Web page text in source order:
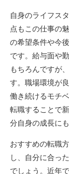
自身のライフス
点もこの仕事の
の希望条件や今
です。給与面や
もちろんですが
す。職場環境が
働き続けるモチ
転職することで
分自身の成長に
おすすめの転職
し、自分に合っ
でしょう。近年